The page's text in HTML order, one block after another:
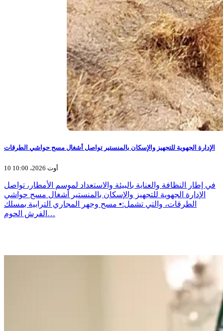
الإدارة الجهوية للتجهيز والإسكان بالمنستير تواصل أشغال مسح حواشي الطرقات
10 أوت 2026، 10:00
في إطار النظافة والعناية بالبيئة والاستعداد لموسم الأمطار، تواصل
الإدارة الجهوية للتجهيز والإسكان بالمنستير أشغال مسح حواشي
الطرقات، والتي تشمل:▪️ مسح وجهر المجاري الترابية بمسلك
الفرش الحوم…